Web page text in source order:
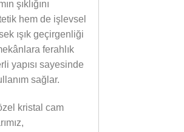
şıklığını
hem de işlevsel
ışık geçirgenliği
ferahlık
yapısı sayesinde
sağlar.
kristal cam